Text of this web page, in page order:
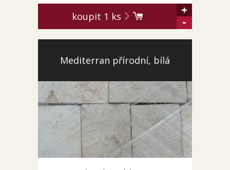
koupit 1 ks
+
-
Mediterran přírodní, bílá